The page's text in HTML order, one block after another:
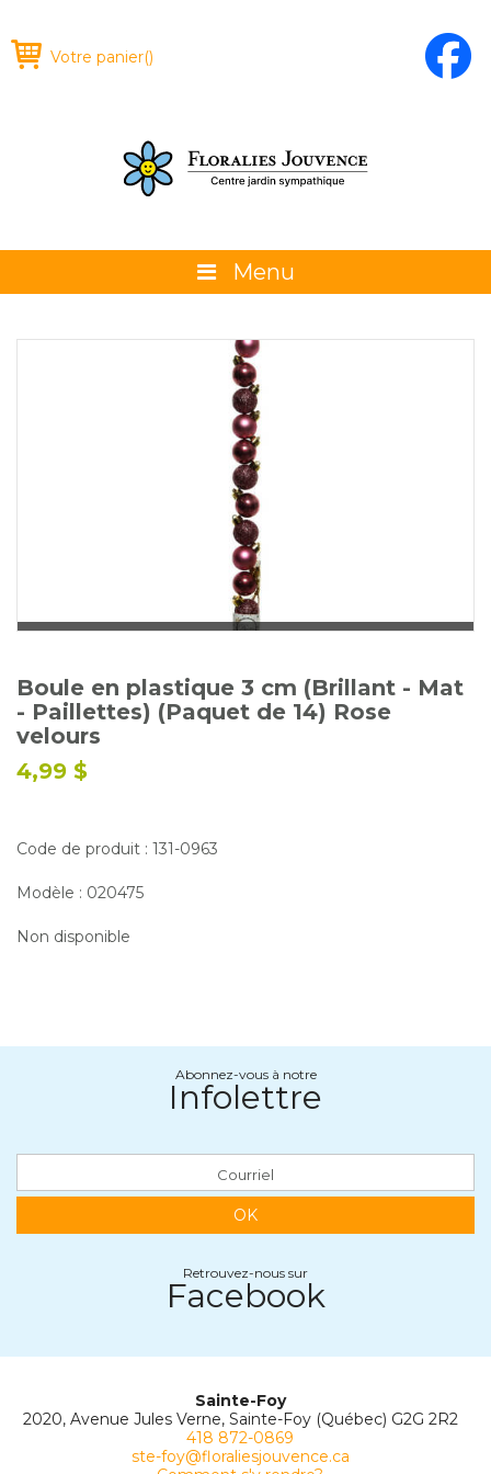
Votre panier()
Menu
La boutique
Promotions et évènements
Conseils
Glossaire
Calendrier horticole
Emplois
Service à la clientèle
Nous joindre
Boule en plastique 3 cm (Brillant - Mat
- Paillettes) (Paquet de 14) Rose
velours
4,99 $
Code de produit : 131-0963
Modèle : 020475
Non disponible
Abonnez-vous à notre
Infolettre
OK
Retrouvez-nous sur
Facebook
Sainte-Foy
2020, Avenue Jules Verne, Sainte-Foy (Québec) G2G 2R2
418 872-0869
ste-foy@floraliesjouvence.ca